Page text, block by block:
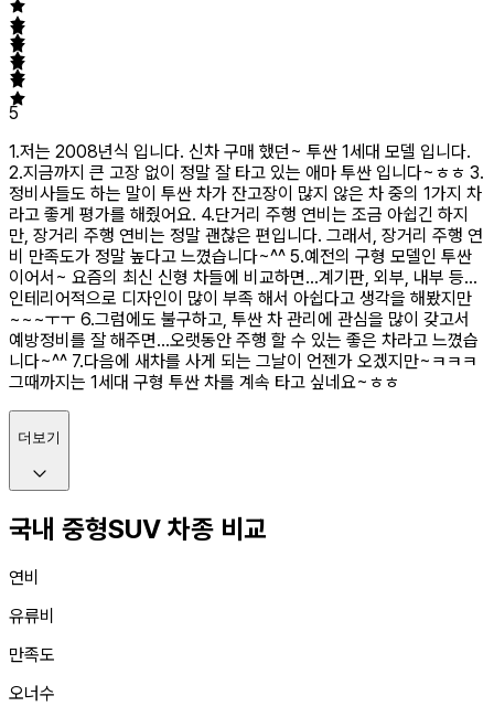
5
1.저는 2008년식 입니다. 신차 구매 했던~ 투싼 1세대 모델 입니다.
2.지금까지 큰 고장 없이 정말 잘 타고 있는 애마 투싼 입니다~ㅎㅎ 3.
정비사들도 하는 말이 투싼 차가 잔고장이 많지 않은 차 중의 1가지 차
라고 좋게 평가를 해줬어요. 4.단거리 주행 연비는 조금 아쉽긴 하지
만, 장거리 주행 연비는 정말 괜찮은 편입니다. 그래서, 장거리 주행 연
비 만족도가 정말 높다고 느꼈습니다~^^ 5.예전의 구형 모델인 투싼
이어서~ 요즘의 최신 신형 차들에 비교하면...계기판, 외부, 내부 등...
인테리어적으로 디자인이 많이 부족 해서 아쉽다고 생각을 해봤지만
~~~ㅜㅜ 6.그럼에도 불구하고, 투싼 차 관리에 관심을 많이 갖고서
예방정비를 잘 해주면...오랫동안 주행 할 수 있는 좋은 차라고 느꼈습
니다~^^ 7.다음에 새차를 사게 되는 그날이 언젠가 오겠지만~ㅋㅋㅋ
그때까지는 1세대 구형 투싼 차를 계속 타고 싶네요~ㅎㅎ
더보기
국내 중형SUV 차종 비교
연비
유류비
만족도
오너수